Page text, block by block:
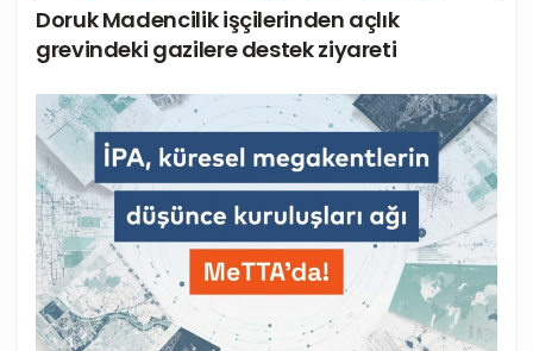
Doruk Madencilik işçilerinden açlık
grevindeki gazilere destek ziyareti